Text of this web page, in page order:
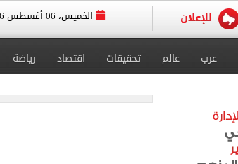
الخميس، 06 أغسطس 2026
عرب عالم تحقيقات اقتصاد رياضة